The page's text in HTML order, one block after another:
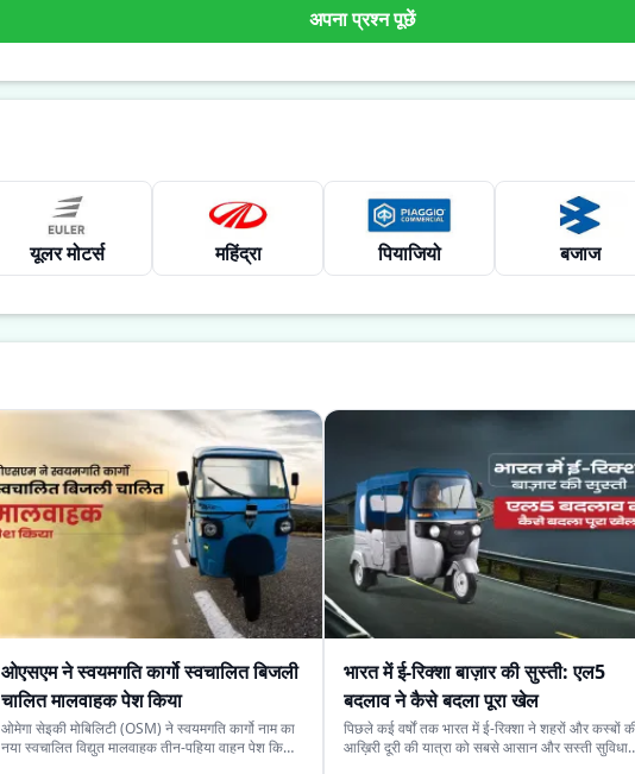
अपना प्रश्न पूछें
यूलर मोटर्स महिंद्रा पियाजियो बजाज
ओएसएम ने स्वयमगति कार्गो स्वचालित बिजली
चालित मालवाहक पेश किया
ओमेगा सेइकी मोबिलिटी (OSM) ने स्वयमगति कार्गो नाम का
नया स्वचालित विद्युत मालवाहक तीन-पहिया वाहन पेश किया
भारत में ई-रिक्शा बाज़ार की सुस्ती: एल5
बदलाव ने कैसे बदला पूरा खेल
पिछले कई वर्षों तक भारत में ई-रिक्शा ने शहरों और कस्बों
आख़िरी दूरी की यात्रा को सबसे आसान और सस्ती सुविधा